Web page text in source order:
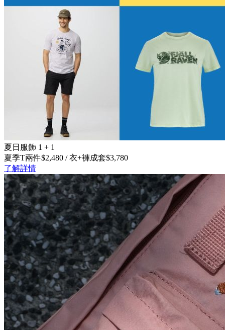
夏日服飾 1 + 1
夏季T兩件$2,480 / 衣+褲成套$3,780
了解詳情